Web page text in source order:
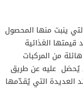
ينبت منها المحصول
الغذائية
من المركبات
يُحصَل عليه عن طريق
العديدة التي يُقدّمها